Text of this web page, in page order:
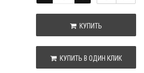
КУПИТЬ
КУПИТЬ В ОДИН КЛИК